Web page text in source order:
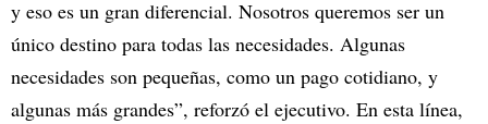
y eso es un gran diferencial. Nosotros queremos ser un
único destino para todas las necesidades. Algunas
necesidades son pequeñas, como un pago cotidiano, y
algunas más grandes”, reforzó el ejecutivo. En esta línea,